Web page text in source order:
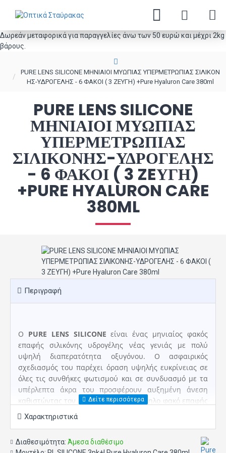
Δωρεάν μεταφορικά για παραγγελίες άνω των 50 ευρώ και μέχρι 2kg
βάρους.
PURE LENS SILICONE ΜΗΝΙΑΙΟΙ ΜΥΩΠΙΑΣ ΥΠΕΡΜΕΤΡΩΠΙΑΣ ΣΙΛΙΚΟΝ
ΗΣ-ΥΔΡΟΓΕΛΗΣ - 6 ΦΑΚΟΙ ( 3 ZEΥΓΗ) +Pure Hyaluron Care 380ml
PURE LENS SILICONE
ΜΗΝΙΑΙΟΙ ΜΥΩΠΙΑΣ
ΥΠΕΡΜΕΤΡΩΠΙΑΣ
ΣΙΛΙΚΟΝΗΣ-ΥΔΡΟΓΕΛΗΣ
- 6 ΦΑΚΟΙ ( 3 ZEΥΓΗ)
+PURE HYALURON CARE
380ML
Περιγραφή
Ο PURE LENS SILICONE είναι ένας μηνιαίος φακός
επαφής σιλικόνης υδρογέλης νέας γενιάς με πολύ
υψηλή διαπερατότητα οξυγόνου. Ο ασφαιρικός
σχεδιασμός του παρέχει όραση υψηλής ευκρίνειας σε
όλες τις συνθήκες φωτισμού και σε συνδυασμό με τα
υπέρλεπτα άκρα του προσφέρουν αυξημένη άνεση
καθιστώντας τον ως τον πλέον κατάλληλο φακό επαφής
για τον απαιτητικό και πολυάσχολο χρήστη.
* Ο χρόνος διαθεσιμότητας για τους υπερμετρωπικούς φακούς
επαφής από + 4.50 έως + 8.00, είναι μεγαλύτερος απο τον
αναγραφόμενο.
Χαρακτηριστικά
Διαθεσιμότητα: Άμεσα διαθέσιμο